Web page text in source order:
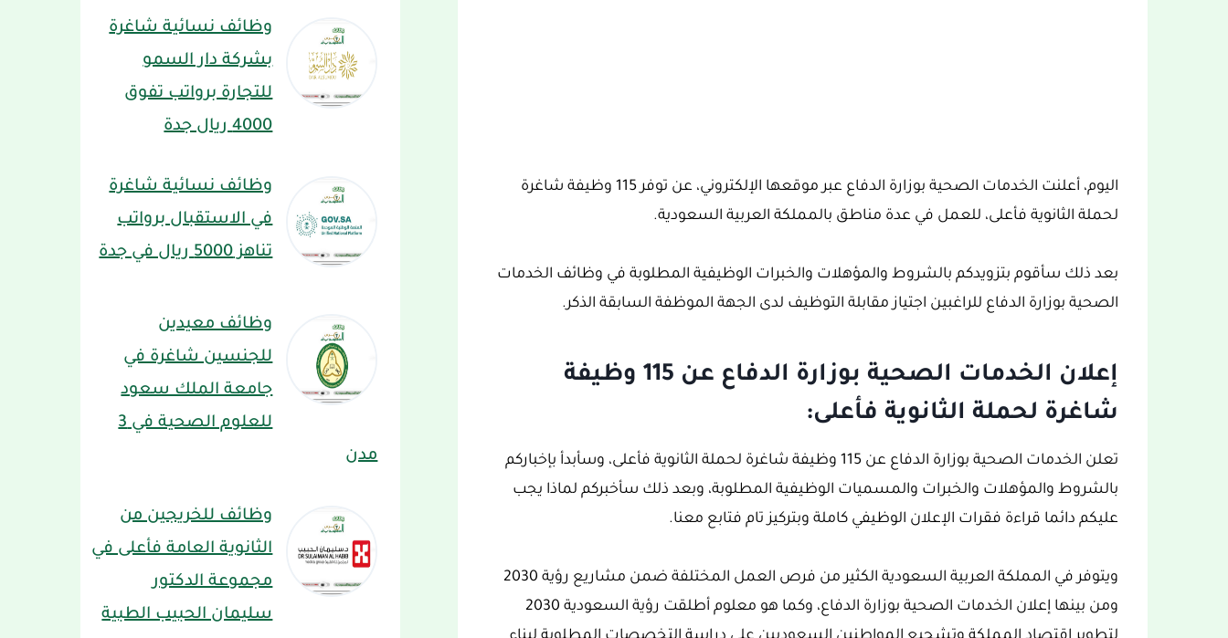
اليوم، أعلنت الخدمات الصحية بوزارة الدفاع عبر موقعها الإلكتروني، عن توفر 115 وظيفة شاغرة
لحملة الثانوية فأعلى، للعمل في عدة مناطق بالمملكة العربية السعودية.
بعد ذلك سأقوم بتزويدكم بالشروط والمؤهلات والخبرات الوظيفية المطلوبة في وظائف الخدمات
الصحية بوزارة الدفاع للراغبين اجتياز مقابلة التوظيف لدى الجهة الموظفة السابقة الذكر.
إعلان الخدمات الصحية بوزارة الدفاع عن 115 وظيفة
شاغرة لحملة الثانوية فأعلى:
تعلن الخدمات الصحية بوزارة الدفاع عن 115 وظيفة شاغرة لحملة الثانوية فأعلى، وسأبدأ بإخباركم
بالشروط والمؤهلات والخبرات والمسميات الوظيفية المطلوبة، وبعد ذلك سأخبركم لماذا يجب
عليكم دائما قراءة فقرات الإعلان الوظيفي كاملة وبتركيز تام فتابع معنا.
ويتوفر في المملكة العربية السعودية الكثير من فرص العمل المختلفة ضمن مشاريع رؤية 2030
ومن بينها إعلان الخدمات الصحية بوزارة الدفاع، وكما هو معلوم أطلقت رؤية السعودية 2030
وظائف نسائية شاغرة
بشركة دار السمو
للتجارة برواتب تفوق
4000 ريال جدة
وظائف نسائية شاغرة
في الاستقبال برواتب
تناهز 5000 ريال في جدة
وظائف معيدين
للجنسين شاغرة في
جامعة الملك سعود
للعلوم الصحية في 3
مدن
وظائف للخريجين من
الثانوية العامة فأعلى في
مجموعة الدكتور
سليمان الحبيب الطبية